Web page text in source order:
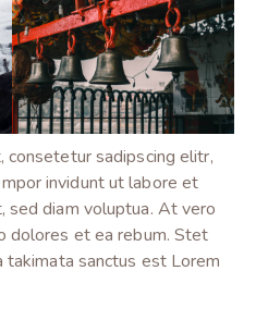
sadipscing elitr,
invidunt ut labore et
sed diam voluptua. At vero
dolores et ea rebum. Stet
takimata sanctus est Lorem